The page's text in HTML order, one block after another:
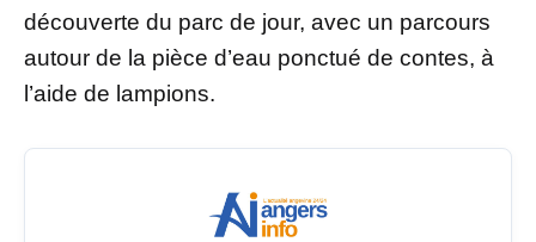
découverte du parc de jour, avec un parcours
autour de la pièce d’eau ponctué de contes, à
l’aide de lampions.